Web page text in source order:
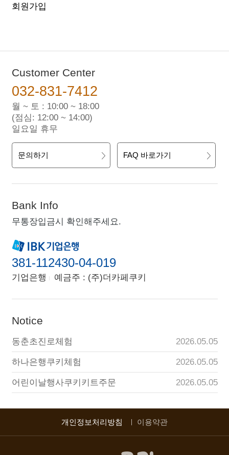
회원가입
Customer Center
032-831-7412
월 ~ 토 : 10:00 ~ 18:00
(점심: 12:00 ~ 14:00)
일요일 휴무
문의하기 FAQ 바로가기
Bank Info
무통장입금시 확인해주세요.
381-112430-04-019
기업은행 예금주 : (주)더카페쿠키
Notice
동춘초진로체험 2026.05.05
하나은행쿠키체험 2026.05.05
어린이날행사쿠키키트주문 2026.05.05
개인정보처리방침 이용약관